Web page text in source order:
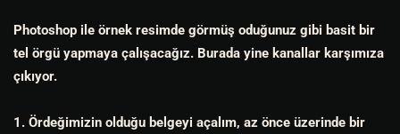
Photoshop ile örnek resimde görmüş oduğunuz gibi basit bir
tel örgü yapmaya çalışacağız. Burada yine kanallar karşımıza
çıkıyor.
1. Ördeğimizin olduğu belgeyi açalım, az önce üzerinde bir